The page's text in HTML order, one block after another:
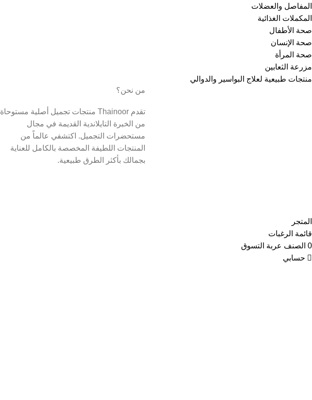
المفاصل والعضلات
المكملات الغذائية
صحة الأطفال
صحة الإنسان
صحة المرأة
مزرعة الثعابين
منتجات طبيعية لعلاج البواسير والدوالي
من نحن؟
تقدم Thainoor منتجات تجميل أصلية مستوحاة
من الخبرة التايلاندية القديمة في مجال
مستحضرات التجميل. اكتشفي عالماً من
المنتجات اللطيفة المخصصة بالكامل للعناية
بجمالك بأكثر الطرق طبيعية.
المتجر
قائمة الرغبات
0 الصنف عربة التسوق
حسابي